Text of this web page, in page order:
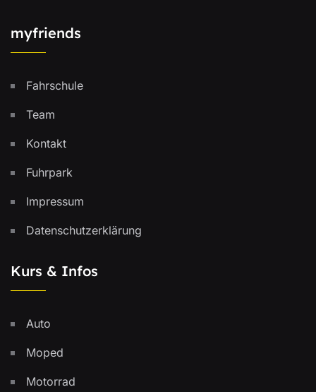
myfriends
Fahrschule
Team
Kontakt
Fuhrpark
Impressum
Datenschutzerklärung
Kurs & Infos
Auto
Moped
Motorrad